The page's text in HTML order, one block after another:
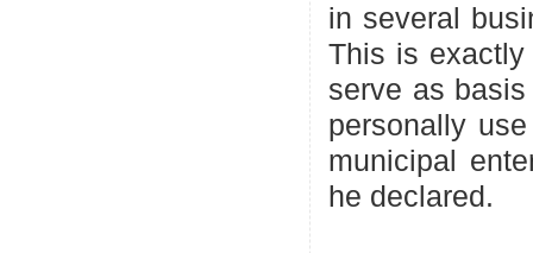
in several
This is
serve as
personally
municipal
he declared.